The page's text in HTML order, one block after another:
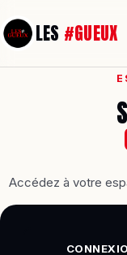
au
contenu
LES #GUEUX
Accédez à votre